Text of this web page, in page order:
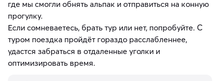
где мы смогли обнять альпак и отправиться на конную
прогулку.
Если сомневаетесь, брать тур или нет, попробуйте. С
туром поездка пройдёт гораздо расслабленнее,
удастся забраться в отдаленные уголки и
оптимизировать время.